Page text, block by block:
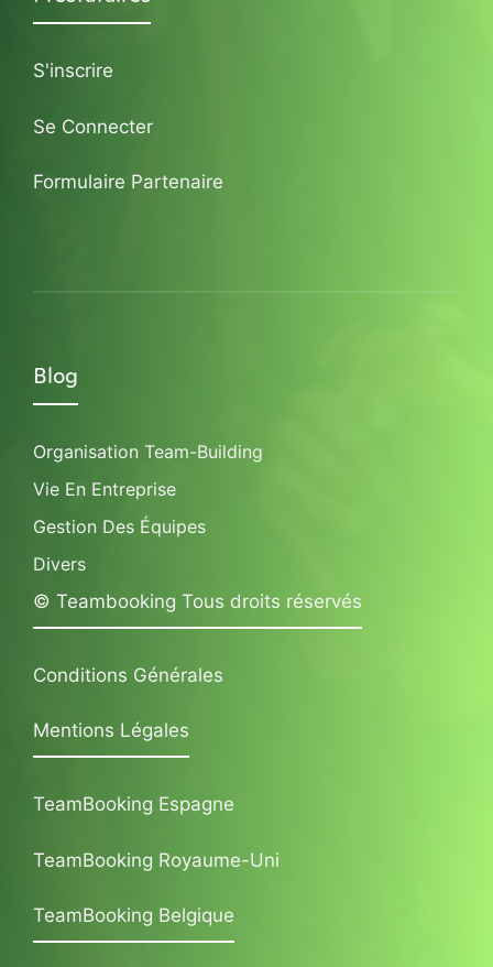
S'inscrire
Se Connecter
Formulaire Partenaire
Blog
Organisation Team-Building
Vie En Entreprise
Gestion Des Équipes
Divers
© Teambooking Tous droits réservés
Conditions Générales
Mentions Légales
TeamBooking Espagne
TeamBooking Royaume-Uni
TeamBooking Belgique